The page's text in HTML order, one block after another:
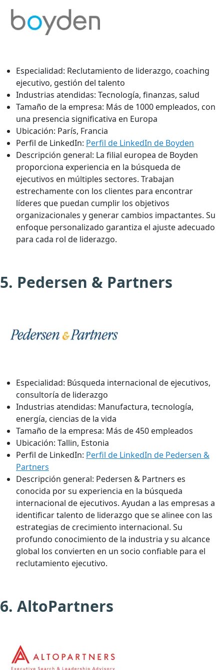
Especialidad: Reclutamiento de liderazgo, coaching
ejecutivo, gestión del talento
Industrias atendidas: Tecnología, finanzas, salud
Tamaño de la empresa: Más de 1000 empleados, con
una presencia significativa en Europa
Ubicación: París, Francia
Perfil de LinkedIn: Perfil de LinkedIn de Boyden
Descripción general: La filial europea de Boyden
proporciona experiencia en la búsqueda de
ejecutivos en múltiples sectores. Trabajan
estrechamente con los clientes para encontrar
líderes que puedan cumplir los objetivos
organizacionales y generar cambios impactantes. Su
enfoque personalizado garantiza el ajuste adecuado
para cada rol de liderazgo.
5. Pedersen & Partners
Especialidad: Búsqueda internacional de ejecutivos,
consultoría de liderazgo
Industrias atendidas: Manufactura, tecnología,
energía, ciencias de la vida
Tamaño de la empresa: Más de 450 empleados
Ubicación: Tallin, Estonia
Perfil de LinkedIn: Perfil de LinkedIn de Pedersen &
Partners
Descripción general: Pedersen & Partners es
conocida por su experiencia en la búsqueda
internacional de ejecutivos. Ayudan a las empresas a
identificar talento de liderazgo que se alinee con las
estrategias de crecimiento internacional. Su
profundo conocimiento de la industria y su alcance
global los convierten en un socio confiable para el
reclutamiento ejecutivo.
6. AltoPartners